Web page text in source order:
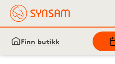
Finn butikk